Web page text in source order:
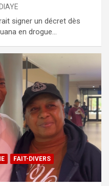
signer un décret dès
en drogue…
FAIT-DIVERS